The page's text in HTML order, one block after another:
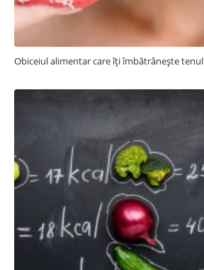
Obiceiul alimentar care îți îmbătrânește tenul